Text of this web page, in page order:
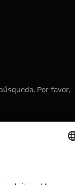
Por favor,